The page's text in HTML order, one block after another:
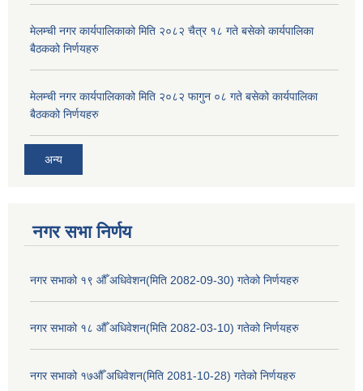
मेलम्ची नगर कार्यपालिकाको मिति २०८२ चैत्र १८ गते बसेको कार्यपालिका
बैठकको निर्णयहरु
मेलम्ची नगर कार्यपालिकाको मिति २०८२ फागुन ०८ गते बसेको कार्यपालिका
बैठकको निर्णयहरु
अन्य
नगर सभा निर्णय
नगर सभाको १९ औँ अधिवेशन(मिति 2082-09-30) गतेको निर्णयहरु
नगर सभाको १८ औँ अधिवेशन(मिति 2082-03-10) गतेको निर्णयहरु
नगर सभाको १७औँ अधिवेशन(मिति 2081-10-28) गतेको निर्णयहरु